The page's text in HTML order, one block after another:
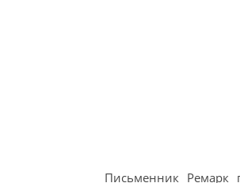
Письменник Ремарк